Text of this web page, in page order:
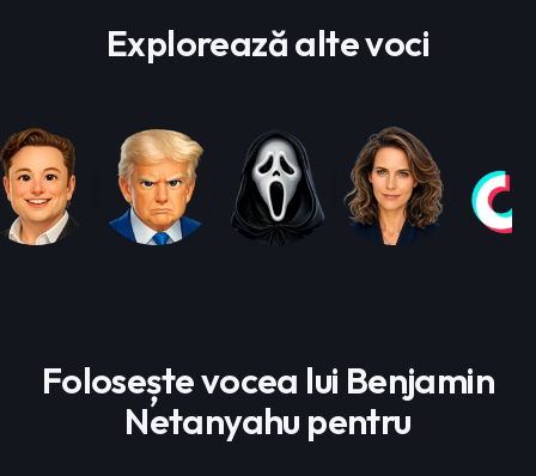
Explorează alte voci
Folosește vocea lui Benjamin
Netanyahu pentru